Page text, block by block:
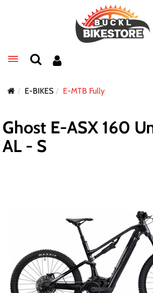
Toggle navigation
E-BIKES E-MTB Fully
Ghost E-ASX 160
AL - S